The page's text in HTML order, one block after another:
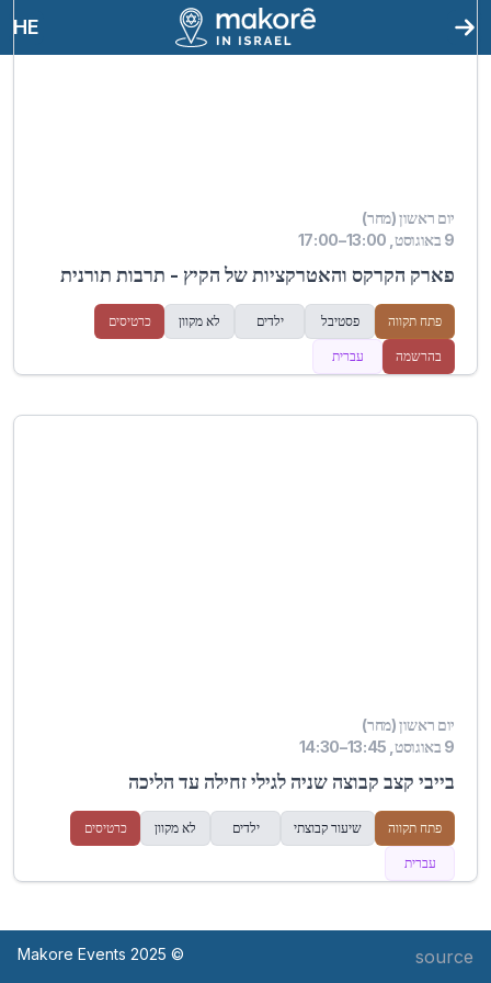
HE
יום ראשון (מחר)
9 באוגוסט, 13:00–17:00
פארק הקרקס והאטרקציות של הקיץ - תרבות תורנית
פתח תקווה פסטיבל ילדים לא מקוון כרטיסים
בהרשמה עברית
יום ראשון (מחר)
9 באוגוסט, 13:45–14:30
בייבי קצב קבוצה שניה לגילי זחילה עד הליכה
פתח תקווה שיעור קבוצתי ילדים לא מקוון כרטיסים
עברית
source
© Makore Events 2025